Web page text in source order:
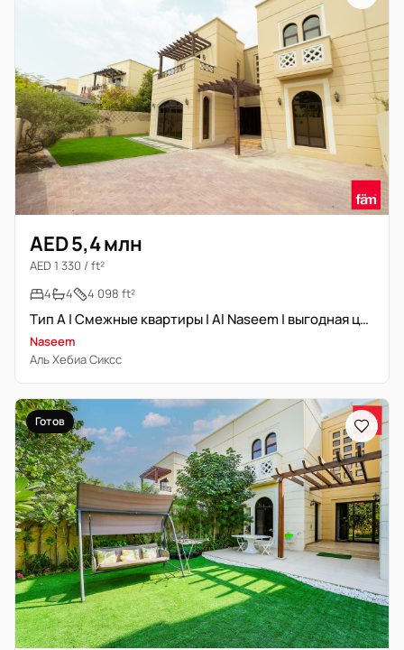
AED 5,4 млн
AED 1 330 / ft²
4
4 4 098 ft²
Тип А | Смежные квартиры | Al Naseem | выгодная цена
Naseem
Аль Хебиа Сиксс
Готов